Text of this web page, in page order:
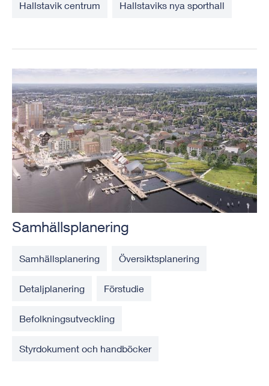
Hallstavik centrum Hallstaviks nya sporthall
Samhällsplanering
Samhällsplanering Översiktsplanering
Detaljplanering Förstudie
Befolkningsutveckling
Styrdokument och handböcker